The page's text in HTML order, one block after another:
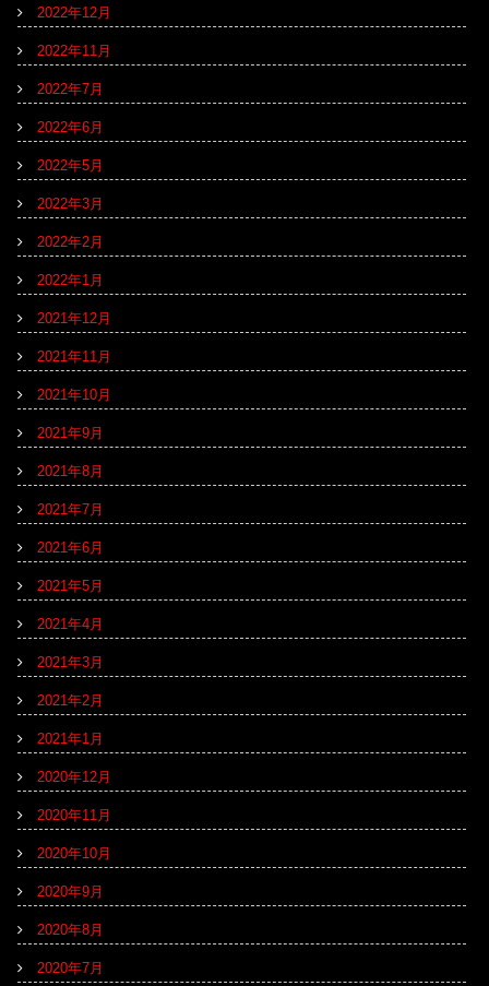
2022年12月
2022年11月
2022年7月
2022年6月
2022年5月
2022年3月
2022年2月
2022年1月
2021年12月
2021年11月
2021年10月
2021年9月
2021年8月
2021年7月
2021年6月
2021年5月
2021年4月
2021年3月
2021年2月
2021年1月
2020年12月
2020年11月
2020年10月
2020年9月
2020年8月
2020年7月